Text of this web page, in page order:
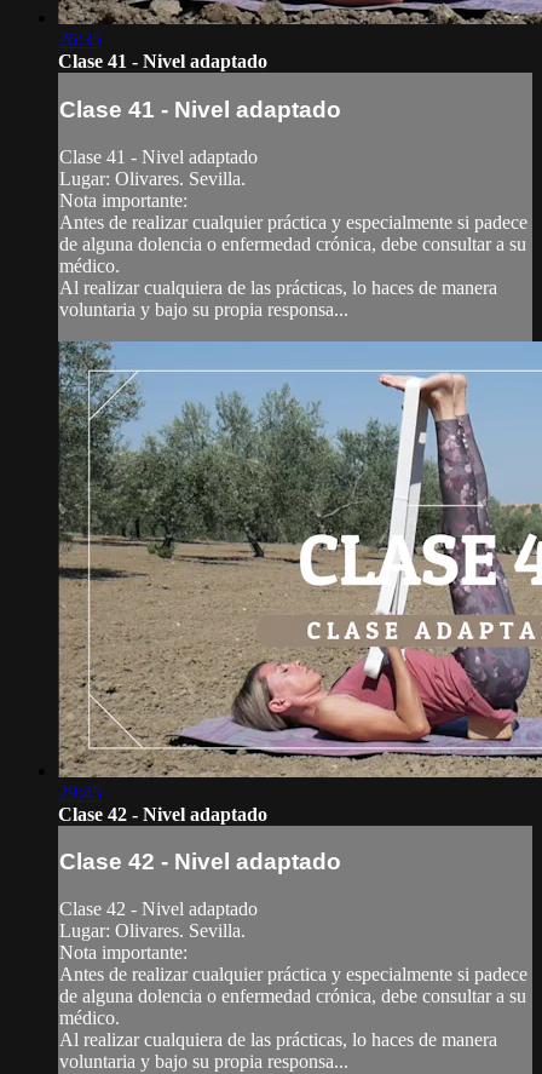
26:35
Clase 41 - Nivel adaptado
Clase 41 - Nivel adaptado
Clase 41 - Nivel adaptado
Lugar: Olivares. Sevilla.
Nota importante:
Antes de realizar cualquier práctica y especialmente si padece
de alguna dolencia o enfermedad crónica, debe consultar a su
médico.
Al realizar cualquiera de las prácticas, lo haces de manera
voluntaria y bajo su propia responsa...
29:45
Clase 42 - Nivel adaptado
Clase 42 - Nivel adaptado
Clase 42 - Nivel adaptado
Lugar: Olivares. Sevilla.
Nota importante:
Antes de realizar cualquier práctica y especialmente si padece
de alguna dolencia o enfermedad crónica, debe consultar a su
médico.
Al realizar cualquiera de las prácticas, lo haces de manera
voluntaria y bajo su propia responsa...